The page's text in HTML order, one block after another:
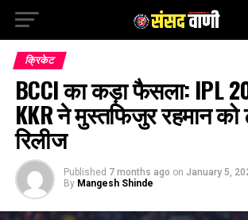
क्रिकेट
BCCI का कड़ा फैसला: IPL
KKR ने मुस्तफिजुर रहमान को
रिलीज
Published 7 months ago on January 5,
By Mangesh Shinde